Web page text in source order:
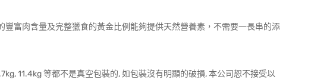
富肉含量及完整獵食的黃金比例能夠提供天然營養素，不需要一長串的添
11.4kg 等都不是真空包裝的, 如包裝沒有明顯的破損, 本公司恕不接受以